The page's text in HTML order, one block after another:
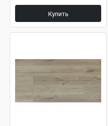
Купить